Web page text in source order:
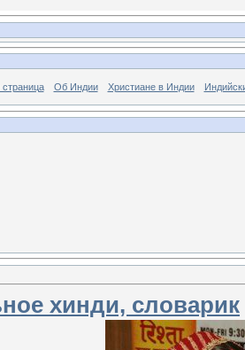
страница Об Индии Христиане в Индии
хинди, словарик